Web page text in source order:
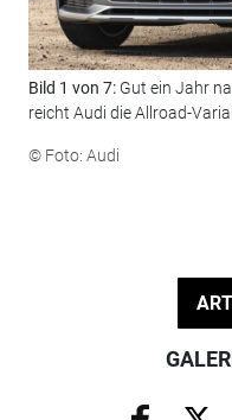
Bild 1 von 7: Gut ein Jahr
reicht Audi die Allroad-
© Foto: Audi